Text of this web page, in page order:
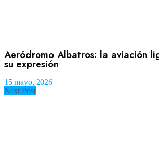
Aeródromo Albatros: la aviación
su expresión
15 mayo, 2026
Next Post